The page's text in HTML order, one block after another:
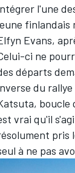
l'une
finlandais
Evans,
ci ne
départs
du
, boucle
vrai qu'il
pris
à ne pas